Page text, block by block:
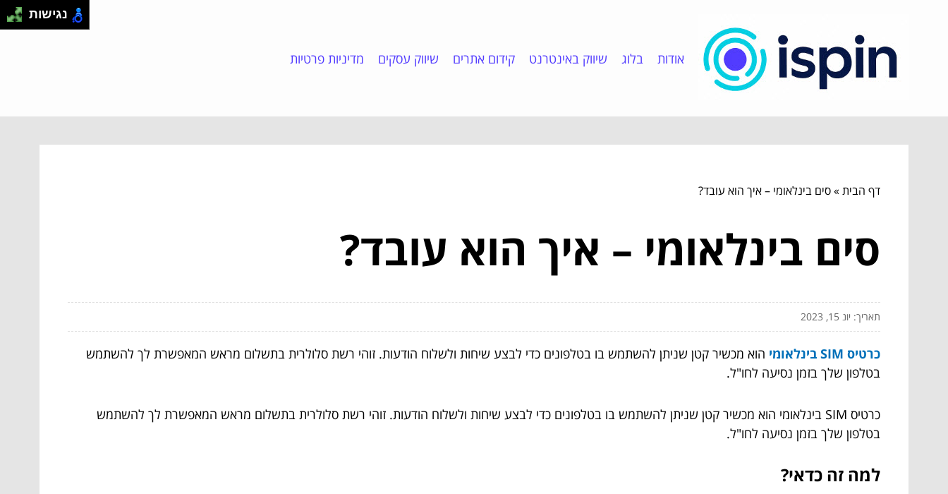
אודות בלוג שיווק באינטרנט קידום אתרים שיווק עסקים מדיניות פרטיות
דף הבית»סים בינלאומי – איך הוא עובד?
סים בינלאומי – איך הוא עובד?
תאריך: יונ 15, 2023
כרטיס SIM בינלאומי
הוא מכשיר קטן שניתן להשתמש בו בטלפונים כדי לבצע שיחות ולשלוח הודעות. זוהי רשת סלולרית בתשלום מראש המאפשרת לך להשתמש
בטלפון שלך בזמן נסיעה לחו"ל.
כרטיס SIM בינלאומי הוא מכשיר קטן שניתן להשתמש בו בטלפונים כדי לבצע שיחות ולשלוח הודעות. זוהי רשת סלולרית בתשלום מראש המאפשרת לך להשתמש
בטלפון שלך בזמן נסיעה לחו"ל.
למה זה כדאי?
נגישות